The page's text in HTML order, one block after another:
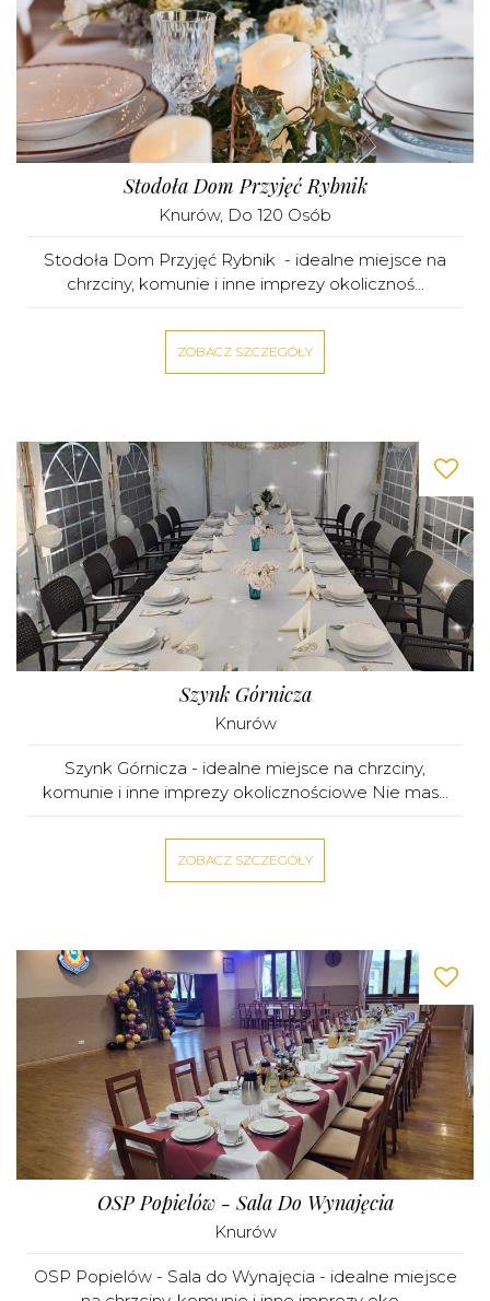
Stodoła Dom Przyjęć Rybnik
Knurów, Do 120 Osób
Stodoła Dom Przyjęć Rybnik - idealne miejsce na
chrzciny, komunie i inne imprezy okolicznoś...
ZOBACZ SZCZEGÓŁY
Szynk Górnicza
Knurów
Szynk Górnicza - idealne miejsce na chrzciny,
komunie i inne imprezy okolicznościowe Nie mas...
ZOBACZ SZCZEGÓŁY
OSP Popielów - Sala Do Wynajęcia
Knurów
OSP Popielów - Sala do Wynajęcia - idealne miejsce